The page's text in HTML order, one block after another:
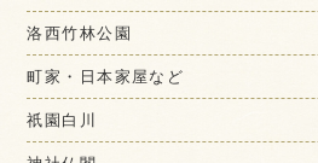
洛西竹林公園
町家・日本家屋など
祇園白川